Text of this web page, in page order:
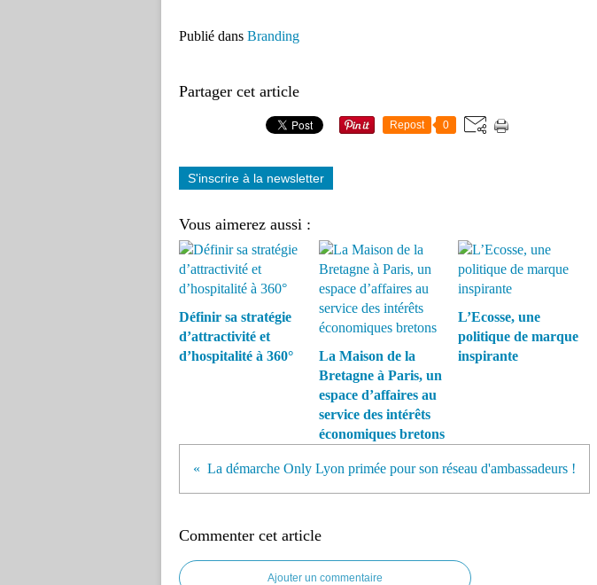
Publié dans Branding
Partager cet article
Repost 0
S'inscrire à la newsletter
Vous aimerez aussi :
Définir sa stratégie
d’attractivité et
d’hospitalité à 360°
La Maison de la
Bretagne à Paris, un
espace d’affaires au
service des intérêts
économiques bretons
L’Ecosse, une
politique de marque
inspirante
La démarche Only Lyon primée pour son réseau d'ambassadeurs !
Commenter cet article
Ajouter un commentaire